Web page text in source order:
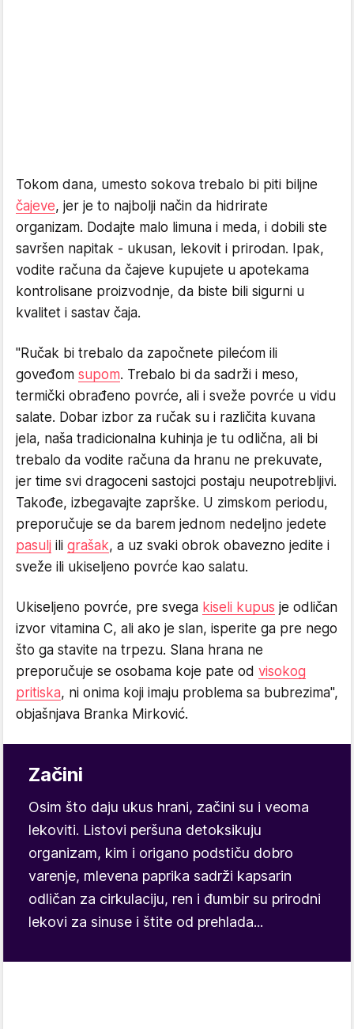
Tokom dana, umesto sokova trebalo bi piti biljne
čajeve, jer je to najbolji način da hidrirate
organizam. Dodajte malo limuna i meda, i dobili ste
savršen napitak - ukusan, lekovit i prirodan. Ipak,
vodite računa da čajeve kupujete u apotekama
kontrolisane proizvodnje, da biste bili sigurni u
kvalitet i sastav čaja.
"Ručak bi trebalo da započnete pilećom ili
goveđom supom. Trebalo bi da sadrži i meso,
termički obrađeno povrće, ali i sveže povrće u vidu
salate. Dobar izbor za ručak su i različita kuvana
jela, naša tradicionalna kuhinja je tu odlična, ali bi
trebalo da vodite računa da hranu ne prekuvate,
jer time svi dragoceni sastojci postaju neupotrebljivi.
Takođe, izbegavajte zaprške. U zimskom periodu,
preporučuje se da barem jednom nedeljno jedete
pasulj ili grašak, a uz svaki obrok obavezno jedite i
sveže ili ukiseljeno povrće kao salatu.
Ukiseljeno povrće, pre svega kiseli kupus je odličan
izvor vitamina C, ali ako je slan, isperite ga pre nego
što ga stavite na trpezu. Slana hrana ne
preporučuje se osobama koje pate od visokog
pritiska, ni onima koji imaju problema sa bubrezima",
objašnjava Branka Mirković.
Začini
Osim što daju ukus hrani, začini su i veoma
lekoviti. Listovi peršuna detoksikuju
organizam, kim i origano podstiču dobro
varenje, mlevena paprika sadrži kapsarin
odličan za cirkulaciju, ren i đumbir su prirodni
lekovi za sinuse i štite od prehlada...